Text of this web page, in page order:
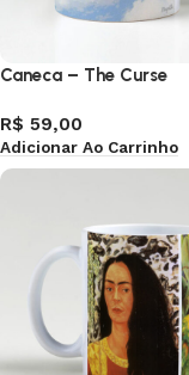
Caneca – The Curse
R$ 59,00
Adicionar Ao Carrinho